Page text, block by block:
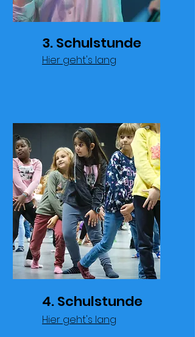
3. Schulstunde
Hier geht's lang
4. Schulstunde
Hier geht's lang